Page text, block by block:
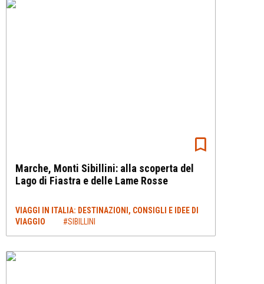
Marche, Monti Sibillini: alla scoperta del
Lago di Fiastra e delle Lame Rosse
VIAGGI IN ITALIA: DESTINAZIONI, CONSIGLI E IDEE DI
VIAGGIO
#SIBILLINI